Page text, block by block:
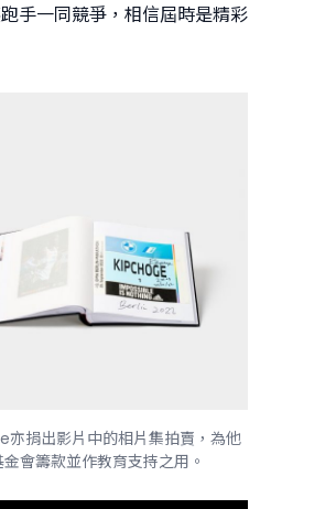
手一同競爭，相信屆時是精彩
捐出影片中的相片集拍賣，為他
金會籌款並作教育支持之用。